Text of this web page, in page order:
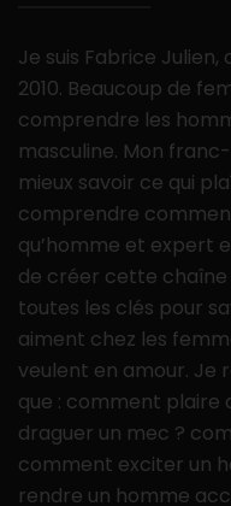
Je suis Fabrice
2010. Beaucoup de
comprendre les
masculine. Mon
mieux savoir ce qui
comprendre
qu’homme et expert
de créer cette chaîne
toutes les clés pour
aiment chez les
veulent en amour. Je
que : comment plaire
draguer un mec ?
comment exciter un
rendre un homme